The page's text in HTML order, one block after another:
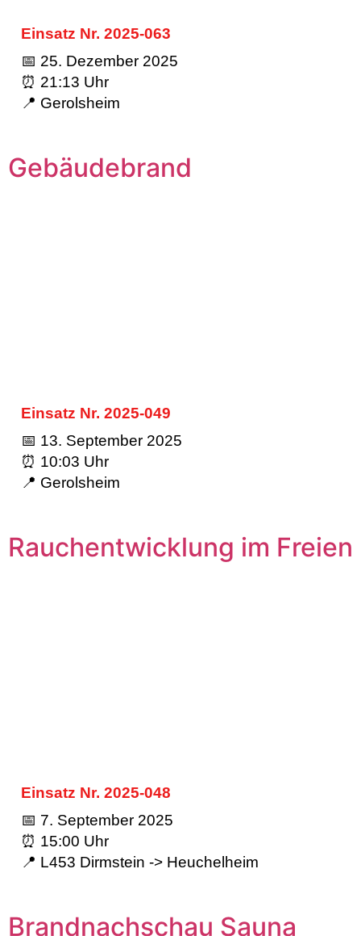
Einsatz Nr. 2025-063
📅 25. Dezember 2025
⏰ 21:13 Uhr
📍 Gerolsheim
Gebäudebrand
Einsatz Nr. 2025-049
📅 13. September 2025
⏰ 10:03 Uhr
📍 Gerolsheim
Rauchentwicklung im Freien
Einsatz Nr. 2025-048
📅 7. September 2025
⏰ 15:00 Uhr
📍 L453 Dirmstein -> Heuchelheim
Brandnachschau Sauna